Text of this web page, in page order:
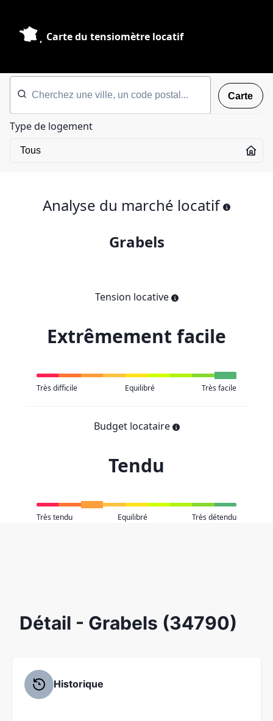
Carte du tensiomètre locatif
Carte
Type de logement
Analyse du marché locatif
Grabels
Tension locative
Extrêmement facile
Très difficile Equilibré Très facile
Budget locataire
Tendu
Très tendu Equilibré Très détendu
Détail - Grabels (34790)
Historique